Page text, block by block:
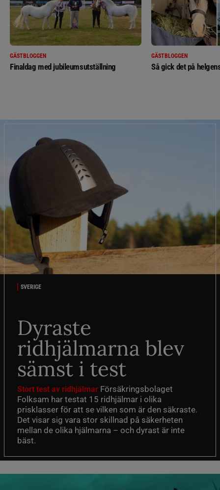
GÄSTBLOGGEN
Finaldag med jubileumsutställning
GÄSTBLOGGEN
Så gick det på
SVERIGE
Dyraste
ridhjälmarna blev
sämst i test
Stort test av ridhjälmar Försäkringsbolaget
Folksam har testat 15 ridhjälmar i olika
prisklasser för att se vilken som är den säkraste.
Det visar sig vara stor skillnad på säkerheten
mellan de olika hjälmarna – och dyrast är inte
bäst.